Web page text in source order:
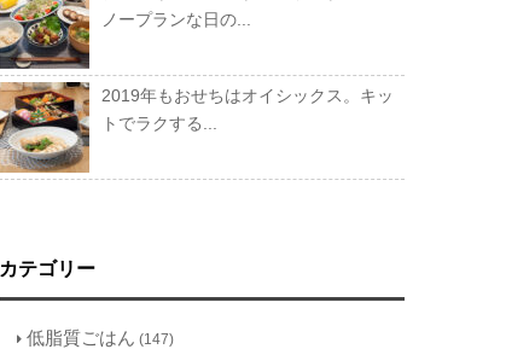
ノープランな日の...
2019年もおせちはオイシックス。キッ
トでラクする...
カテゴリー
低脂質ごはん (147)